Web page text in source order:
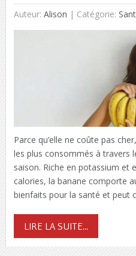
Auteur: Alison | Catégorie:
Parce qu’elle ne coûte pas
les plus consommés à travers
saison. Riche en potassium et
calories, la banane comporte
bienfaits pour la santé et peut
LIRE LA SUITE...